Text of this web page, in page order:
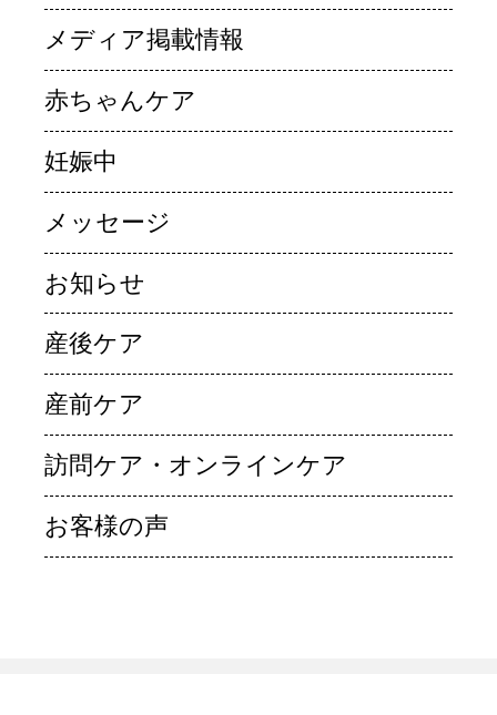
メディア掲載情報
赤ちゃんケア
妊娠中
メッセージ
お知らせ
産後ケア
産前ケア
訪問ケア・オンラインケア
お客様の声